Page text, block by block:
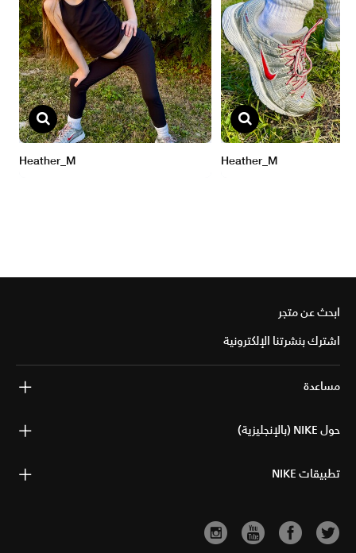
ابحث عن متجر
اشترك بنشرتنا الإلكترونية
مساعدة
حول NIKE (بالإنجليزية)
تطبيقات NIKE